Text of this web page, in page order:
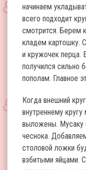
начинаем
всего подходит
смотрится. Берем
кладем картошку.
и кружочек перца.
получился сильно
пополам. Главное
Когда внешний
внутреннему
выложены. Мусаку
чеснока.
столовой ложки
взбитыми яйцами.